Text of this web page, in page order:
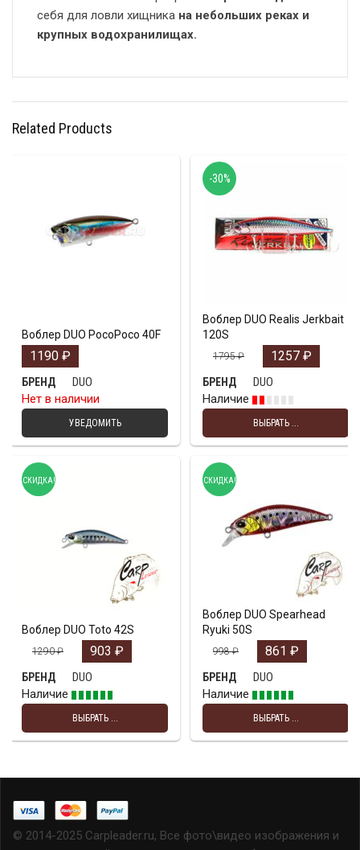
себя для ловли хищника на небольших реках и
крупных водохранилищах.
Related Products
Воблер DUO PocoPoco 40F
1190 ₽
БРЕНД
DUO
Нет в наличии
УВЕДОМИТЬ
Воблер DUO Realis Jerkbait
120S
1795₽ 1257 ₽
БРЕНД
DUO
Наличие
ВЫБРАТЬ ...
-30%
Воблер DUO Toto 42S
1290₽ 903 ₽
БРЕНД
DUO
Наличие
ВЫБРАТЬ ...
СКИДКА!
Воблер DUO Spearhead
Ryuki 50S
998₽ 861 ₽
БРЕНД
DUO
Наличие
ВЫБРАТЬ ...
СКИДКА!
© 2014-2025 Carpleader.ru, Все фото\видео изображения и